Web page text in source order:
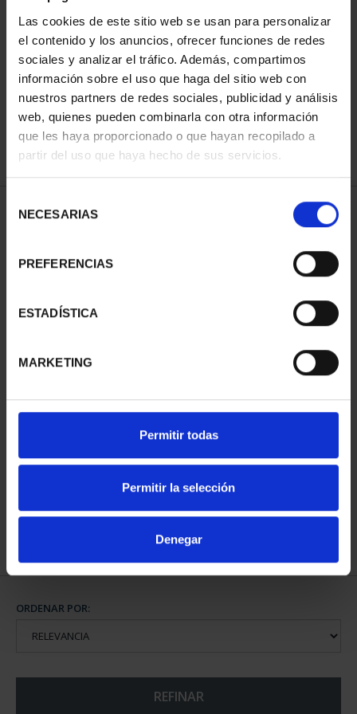
Las cookies de este sitio web se usan para personalizar
el contenido y los anuncios, ofrecer funciones de redes
sociales y analizar el tráfico. Además, compartimos
información sobre el uso que haga del sitio web con
nuestros partners de redes sociales, publicidad y análisis
web, quienes pueden combinarla con otra información
que les haya proporcionado o que hayan recopilado a
partir del uso que haya hecho de sus servicios.
NECESARIAS
PREFERENCIAS
ESTADÍSTICA
MARKETING
Permitir todas
Permitir la selección
Denegar
ORDENAR POR:
REFINAR
1 Productos encontrados
PROVINCIA COLECCION
COMPLET...
ORDENAR POR:
REFINAR